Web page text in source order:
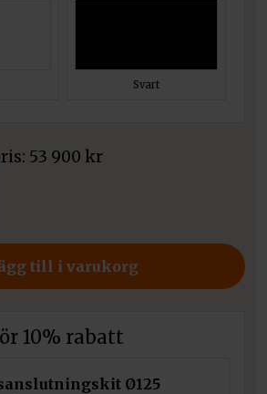
Svart
53 900 kr
till i varukorg
10% rabatt
Ø125